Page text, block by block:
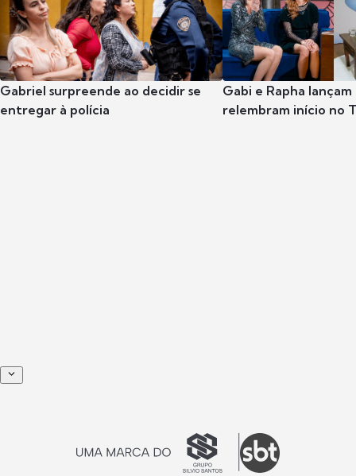
Gabriel surpreende ao decidir se
entregar à polícia
Gabi e Rapha
relembram início no